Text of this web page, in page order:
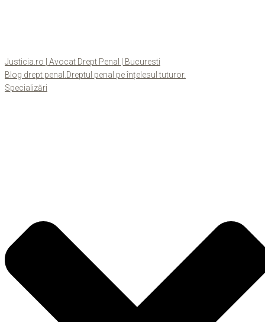
Justicia.ro | Avocat Drept Penal | Bucuresti
Blog drept penal.Dreptul penal pe înțelesul tuturor.
Specializări